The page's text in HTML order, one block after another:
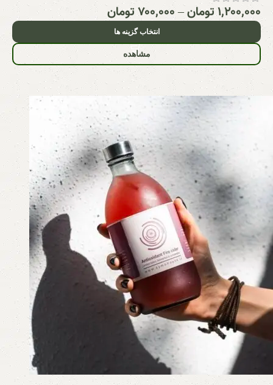
۱,۲۰۰,۰۰۰تومان–۷۰۰,۰۰۰تومان
انتخاب گزینه ها
مشاهده